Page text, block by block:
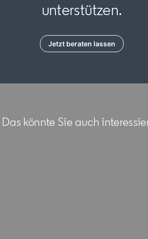
unterstützen.
Jetzt beraten lassen
Das könnte Sie auch